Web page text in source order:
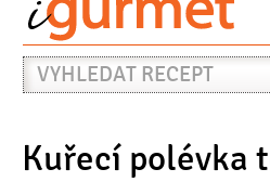
Vyhledat
recept
Kuřecí polévka